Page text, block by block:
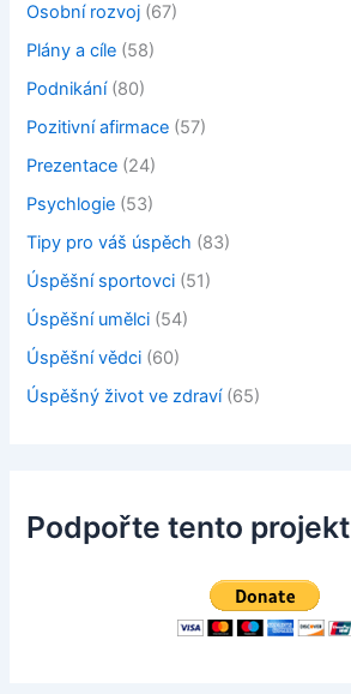
Osobní rozvoj (67)
Plány a cíle (58)
Podnikání(80)
Pozitivní afirmace (57)
Prezentace (24)
Psychlogie (53)
Tipy pro váš úspěch (83)
Úspěšní sportovci (51)
Úspěšní umělci (54)
Úspěšní vědci (60)
Úspěšný život ve zdraví(65)
Podpořte tento projekt